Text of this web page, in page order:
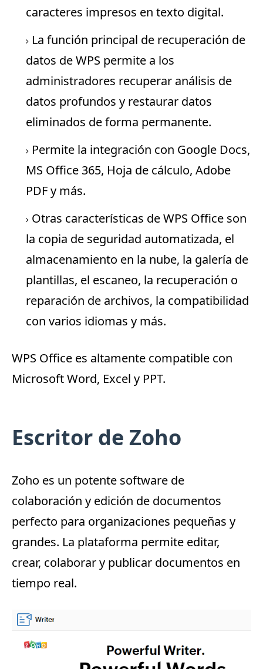
caracteres impresos en texto digital.
La función principal de recuperación de
datos de WPS permite a los
administradores recuperar análisis de
datos profundos y restaurar datos
eliminados de forma permanente.
Permite la integración con Google Docs,
MS Office 365, Hoja de cálculo, Adobe
PDF y más.
Otras características de WPS Office son
la copia de seguridad automatizada, el
almacenamiento en la nube, la galería de
plantillas, el escaneo, la recuperación o
reparación de archivos, la compatibilidad
con varios idiomas y más.
WPS Office es altamente compatible con
Microsoft Word, Excel y PPT.
Escritor de Zoho
Zoho es un potente software de
colaboración y edición de documentos
perfecto para organizaciones pequeñas y
grandes. La plataforma permite editar,
crear, colaborar y publicar documentos en
tiempo real.